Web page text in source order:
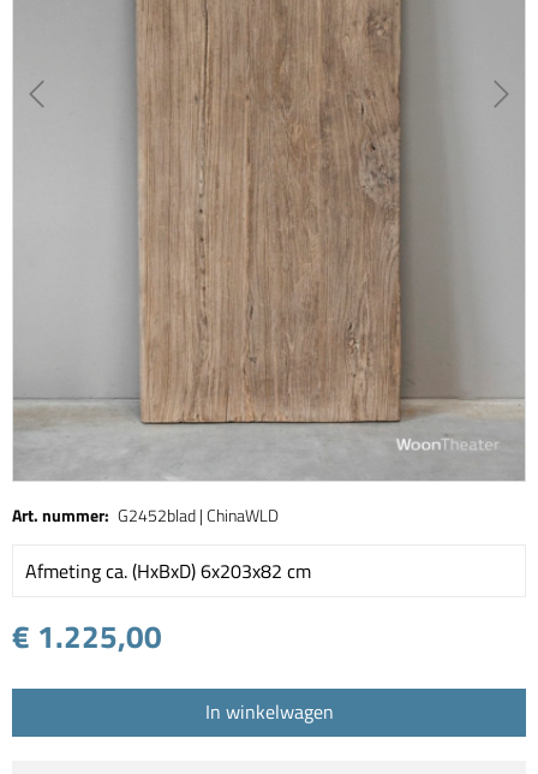
Art. nummer: G2452blad | ChinaWLD
Afmeting ca. (HxBxD) 6x203x82 cm
€ 1.225,00
In winkelwagen